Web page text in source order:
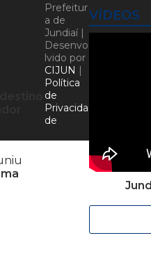
VÍDEOS
Prefeitur
a de
Jundiaí |
Desenvo
lvido por
CIJUN |
Política
de
Privacida
de